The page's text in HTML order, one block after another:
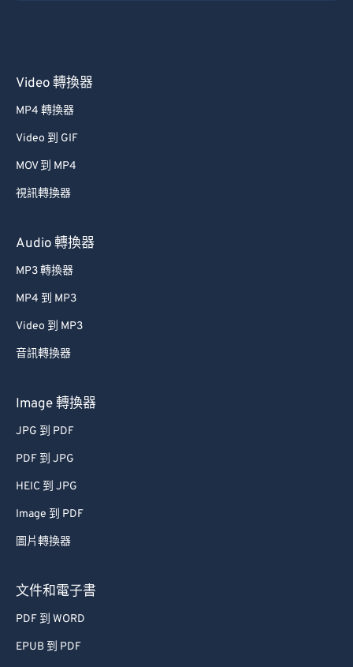
Video 轉換器
MP4 轉換器
Video 到 GIF
MOV 到 MP4
視訊轉換器
Audio 轉換器
MP3 轉換器
MP4 到 MP3
Video 到 MP3
音訊轉換器
Image 轉換器
JPG 到 PDF
PDF 到 JPG
HEIC 到 JPG
Image 到 PDF
圖片轉換器
文件和電子書
PDF 到 WORD
EPUB 到 PDF